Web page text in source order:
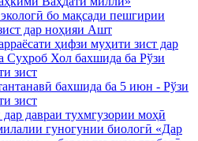
бо мақсади пешгирии
дар ноҳияи Ашт
ҳифзи муҳити зист дар
Суҳроб Хол бахшида ба Рўзи
зист
бахшида ба 5 июн - Рўзи
зист
давраи тухмгузории моҳӣ
гуногунии биологӣ «Дар